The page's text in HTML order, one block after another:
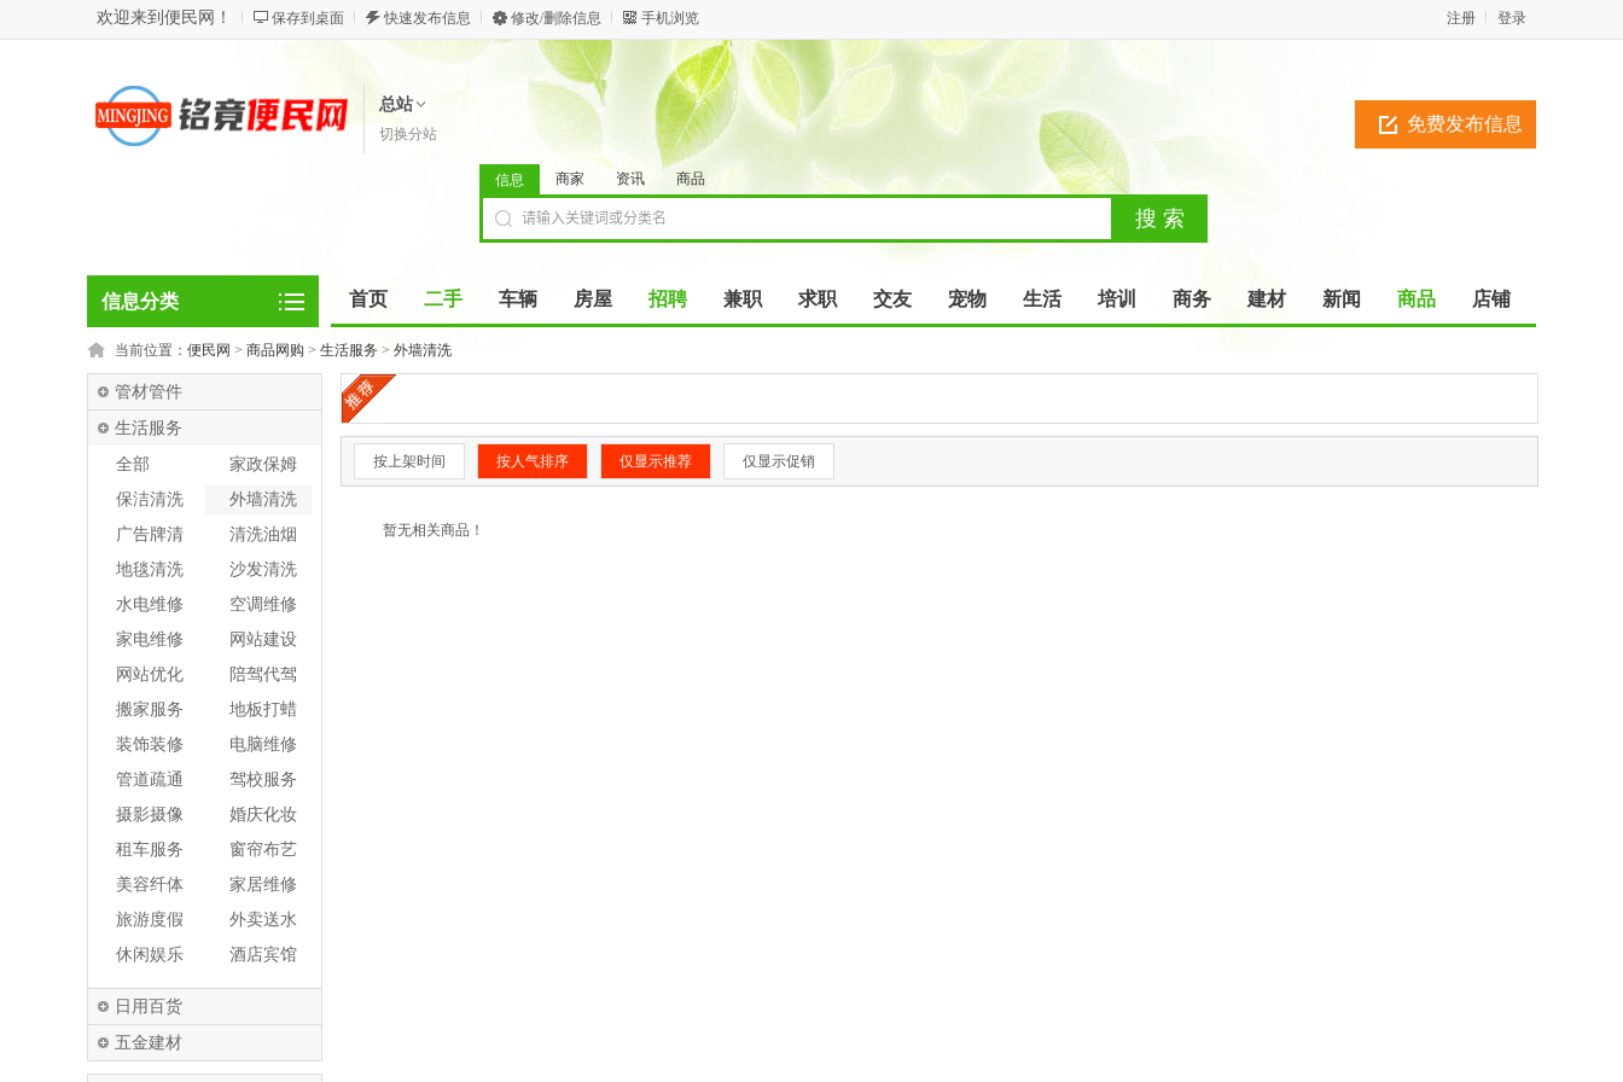
欢迎来到便民网！ 保存到桌面 快速发布信息 修改/删除信息 手机浏览 登录
注册
总站
切换分站 免费发布信息
信息 商家 资讯 商品
信息分类 首页 二手 车辆 房屋 招聘 兼职 求职 交友 宠物 生活 培训 商务 建材 新闻 商品 店铺
当前位置： 便民网 > 商品网购 > 生活服务 > 外墙清洗
管材管件
生活服务
全部
家政保姆
保洁清洗
外墙清洗
广告牌清
洗
清洗油烟
机
地毯清洗
沙发清洗
水电维修
空调维修
家电维修
网站建设
网站优化
陪驾代驾
搬家服务
地板打蜡
装饰装修
电脑维修
管道疏通
驾校服务
摄影摄像
婚庆化妆
租车服务
窗帘布艺
美容纤体
家居维修
旅游度假
外卖送水
休闲娱乐
酒店宾馆
日用百货
五金建材
按上架时间 按人气排序 仅显示推荐 仅显示促销
暂无相关商品！